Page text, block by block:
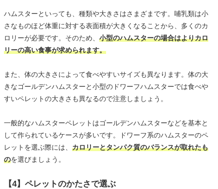
ハムスターといっても、種類や大きさはさまざまです。哺乳類は小
さなものほど体重に対する表面積が大きくなることから、多くのカ
ロリーが必要です。そのため、 小型のハムスターの場合はよりカロ
リーの高い食事が求められます。
また、体の大きさによって食べやすいサイズも異なります。体の大
きなゴールデンハムスターと小型のドワーフハムスターでは食べや
すいペレットの大きさも異なるので注意しましょう。
一般的なハムスターペレットはゴールデンハムスターなどを基本と
して作られているケースが多いです。ドワーフ系のハムスターのペ
レットを選ぶ際には、 カロリーとタンパク質のバランスが取れたも
のを選びましょう。
【4】ペレットのかたさで選ぶ